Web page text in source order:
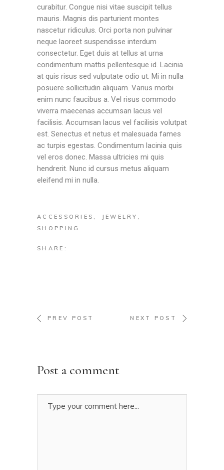
curabitur. Congue nisi vitae suscipit tellus
mauris. Magnis dis parturient montes
nascetur ridiculus. Orci porta non pulvinar
neque laoreet suspendisse interdum
consectetur. Eget duis at tellus at urna
condimentum mattis pellentesque id. Lacinia
at quis risus sed vulputate odio ut. Mi in nulla
posuere sollicitudin aliquam. Varius morbi
enim nunc faucibus a. Vel risus commodo
viverra maecenas accumsan lacus vel
facilisis. Accumsan lacus vel facilisis volutpat
est. Senectus et netus et malesuada fames
ac turpis egestas. Condimentum lacinia quis
vel eros donec. Massa ultricies mi quis
hendrerit. Nunc id cursus metus aliquam
eleifend mi in nulla.
ACCESSORIES
JEWELRY
SHOPPING
SHARE:
PREV POST NEXT POST
Post a comment